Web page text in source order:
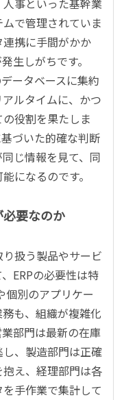
事といった基幹業
で管理されていま
携に手間がかか
生しがちです。
ータベースに集約
ルタイムに、かつ
役割を果たしま
づいた的確な判断
じ情報を見て、同
になるのです。
要なのか
扱う製品やサービ
ERPの必要性は特
個別のアプリケー
も、組織が複雑化
部門は最新の在庫
、製造部門は正確
え、経理部門は各
手作業で集計して